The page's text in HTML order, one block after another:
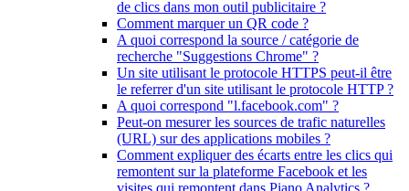
de clics dans mon outil publicitaire ?
Comment marquer un QR code ?
A quoi correspond la source / catégorie de
recherche "Suggestions Chrome" ?
Un site utilisant le protocole HTTPS peut-il être
le referrer d'un site utilisant le protocole HTTP ?
A quoi correspond "l.facebook.com" ?
Peut-on mesurer les sources de trafic naturelles
(URL) sur des applications mobiles ?
Comment expliquer des écarts entre les clics qui
remontent sur la plateforme Facebook et les
visites qui remontent dans Piano Analytics ?